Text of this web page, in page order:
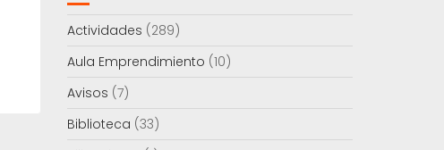
Actividades (289)
Aula Emprendimiento (10)
Avisos (7)
Biblioteca (33)